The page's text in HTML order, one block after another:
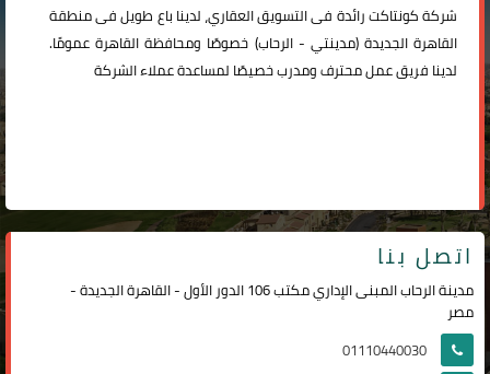
شركةكونتاكترائدة فى التسويق العقاري، لدينا باع طويل فى منطقة
القاهرة الجديدة (مدينتي -الرحاب) خصوصًا ومحافظة القاهرة عمومًا.
لدينا فريق عمل محترف ومدرب خصيصًا لمساعدة عملاء الشركة
اتصل بنا
مدينة الرحاب المبنى الإداري مكتب 106 الدور الأول - القاهرة الجديدة -
مصر
01110440030